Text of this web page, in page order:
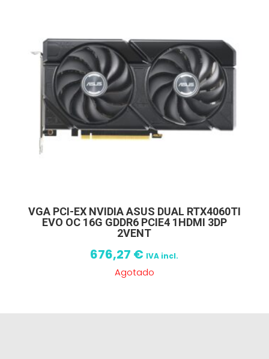
VGA PCI-EX NVIDIA ASUS DUAL RTX4060TI
EVO OC 16G GDDR6 PCIE4 1HDMI 3DP
2VENT
676,27 € IVA incl.
Agotado